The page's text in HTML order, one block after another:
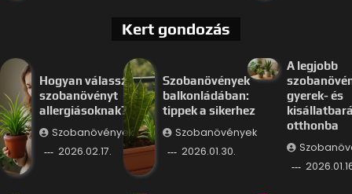
Kert gondozás
Hogyan válassz
szobanövényt
allergiásoknak?
Szobanövények
2026.02.17.
Szobanövények
balkonládában:
tippek a sikerhez
Szobanövények
2026.01.30.
A legjobb
gyerek- és
otthonba